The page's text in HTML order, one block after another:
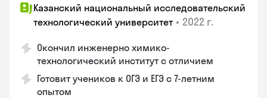
Казанский национальный исследовательский
технологический университет • 2022 г.
Окончил инженерно химико-
технологический институт с отличием
Готовит учеников к ОГЭ и ЕГЭ с 7-летним
опытом